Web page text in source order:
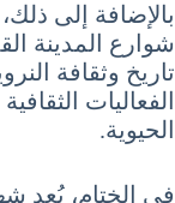
بالإضافة إلى
شوارع المدينة
تاريخ وثقافة
الفعاليات
الحيوية.
في الختام، يُعد